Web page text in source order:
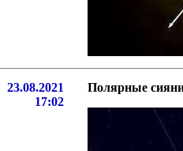
23.08.2021
17:02
Полярные